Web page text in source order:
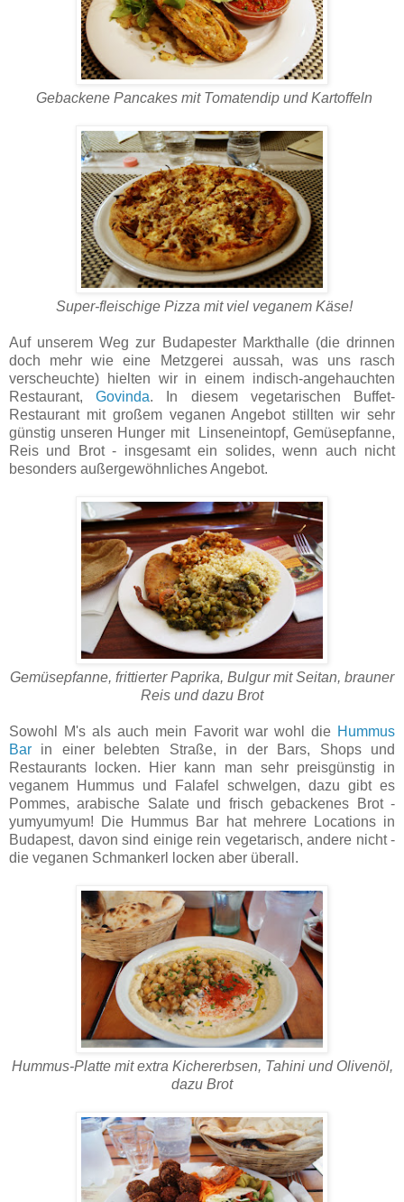
Gebackene Pancakes mit Tomatendip und Kartoffeln
Super-fleischige Pizza mit viel veganem Käse!
Auf unserem Weg zur Budapester Markthalle (die drinnen
doch mehr wie eine Metzgerei aussah, was uns rasch
verscheuchte) hielten wir in einem indisch-angehauchten
Restaurant,Govinda. In diesem vegetarischen Buffet-
Restaurant mit großem veganen Angebot stillten wir sehr
günstig unseren Hunger mit Linseneintopf, Gemüsepfanne,
Reis und Brot - insgesamt ein solides, wenn auch nicht
besonders außergewöhnliches Angebot.
Gemüsepfanne, frittierter Paprika, Bulgur mit Seitan, brauner
Reis und dazu Brot
Sowohl M's als auch mein Favorit war wohl die Hummus
Bar in einer belebten Straße, in der Bars, Shops und
Restaurants locken. Hier kann man sehr preisgünstig in
veganem Hummus und Falafel schwelgen, dazu gibt es
Pommes, arabische Salate und frisch gebackenes Brot -
yumyumyum! Die Hummus Bar hat mehrere Locations in
Budapest, davon sind einige rein vegetarisch, andere nicht -
die veganen Schmankerl locken aber überall.
Hummus-Platte mit extra Kichererbsen, Tahini und Olivenöl,
dazu Brot